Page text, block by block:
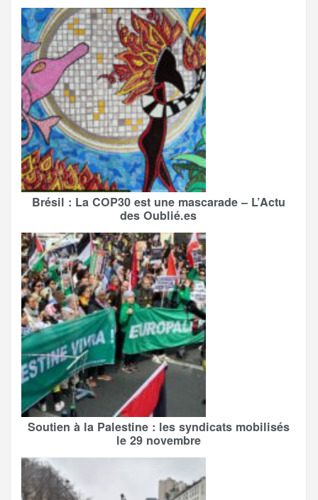
Brésil : La COP30 est une mascarade – L’Actu
des Oublié.es
Soutien à la Palestine : les syndicats mobilisés
le 29 novembre